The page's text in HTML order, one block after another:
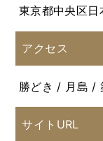
東京都中央区
アクセス
勝どき / 月島 /
サイトURL